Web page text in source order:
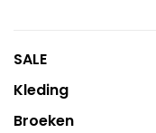
SALE
Kleding
Broeken